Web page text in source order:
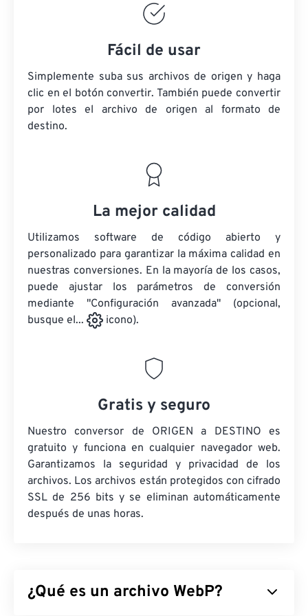
Fácil de usar
Simplemente suba sus archivos de origen y haga
clic en el botón convertir. También puede convertir
por lotes el archivo de origen al formato de
destino.
La mejor calidad
Utilizamos software de código abierto y
personalizado para garantizar la máxima calidad en
nuestras conversiones. En la mayoría de los casos,
puede ajustar los parámetros de conversión
mediante "Configuración avanzada" (opcional,
busque el...
icono).
Gratis y seguro
Nuestro conversor de ORIGEN a DESTINO es
gratuito y funciona en cualquier navegador web.
Garantizamos la seguridad y privacidad de los
archivos. Los archivos están protegidos con cifrado
SSL de 256 bits y se eliminan automáticamente
después de unas horas.
¿Qué es un archivo WebP?